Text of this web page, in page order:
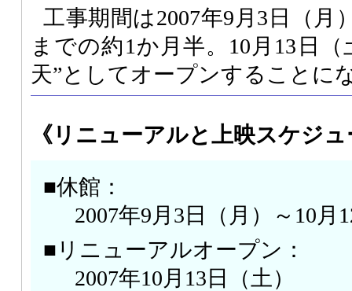
工事期間は2007年9月3日（月
までの約1か月半。10月13日
天”としてオープンすることに
《リニューアルと上映スケジ
■休館：
2007年9月3日（月）～10月
■リニューアルオープン：
2007年10月13日（土）